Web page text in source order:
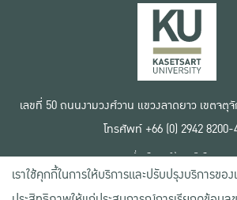
เลขที่ 50 ถนนงามวงศ์วาน แขวงลาดยาว เขตจตุ
โทรศัพท์ +66 (0) 2942 8200-
เงื่อนไขการใช้งานเว็บไซต์
ข้อตกลงด้านสิทธิ์ใช้งาน
นโยบายความเป็นส่วนตัว
เราใช้คุกกี้ในการให้บริการและปรับปรุงบริการขอ